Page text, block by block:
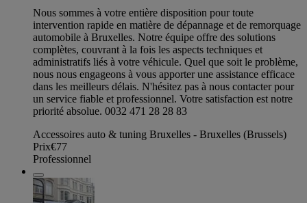
Nous sommes à votre entière disposition pour toute
intervention rapide en matière de dépannage et de remorquage
automobile à Bruxelles. Notre équipe offre des solutions
complètes, couvrant à la fois les aspects techniques et
administratifs liés à votre véhicule. Quel que soit le problème,
nous nous engageons à vous apporter une assistance efficace
dans les meilleurs délais. N'hésitez pas à nous contacter pour
un service fiable et professionnel. Votre satisfaction est notre
priorité absolue. 0032 471 28 28 83
Accessoires auto & tuning Bruxelles - Bruxelles (Brussels)
Prix€77
Professionnel